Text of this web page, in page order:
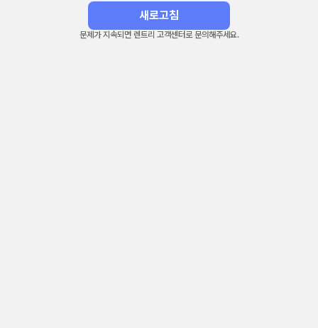
새로고침
문제가 지속되면 렌트리 고객센터로 문의해주세요.